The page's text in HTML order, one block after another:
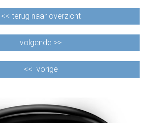
<< terug naar overzicht
volgende >>
<< vorige